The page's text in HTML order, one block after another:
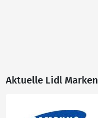
Aktuelle Lidl Marken